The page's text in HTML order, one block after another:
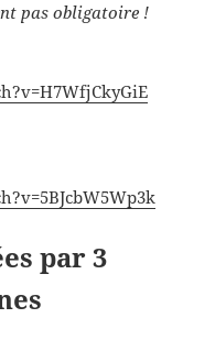
pas obligatoire !
par 3